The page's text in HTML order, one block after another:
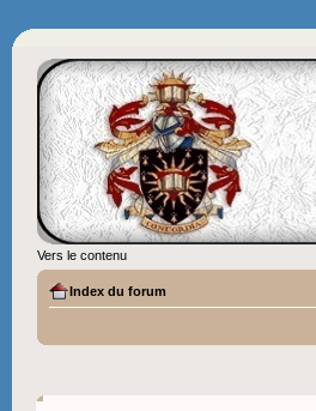
Vers le contenu
Index du forum